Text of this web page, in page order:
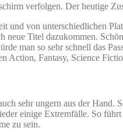
verfolgen. Der heutige
und von unterschiedlichen
Titel dazukommen.
man so sehr schnell das
Action, Fantasy, Science
sehr ungern aus der
einige Extremfälle. So
zu sein.